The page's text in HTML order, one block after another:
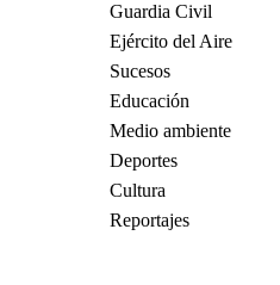
Guardia Civil
Ejército del Aire
Sucesos
Educación
Medio ambiente
Deportes
Cultura
Reportajes